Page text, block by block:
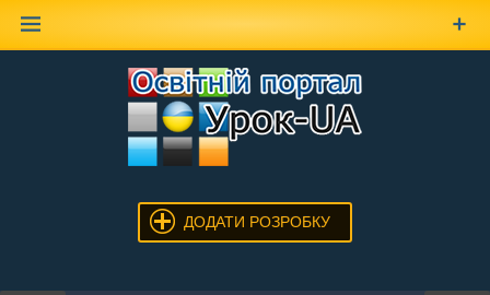
ДОДАТИ РОЗРОБКУ